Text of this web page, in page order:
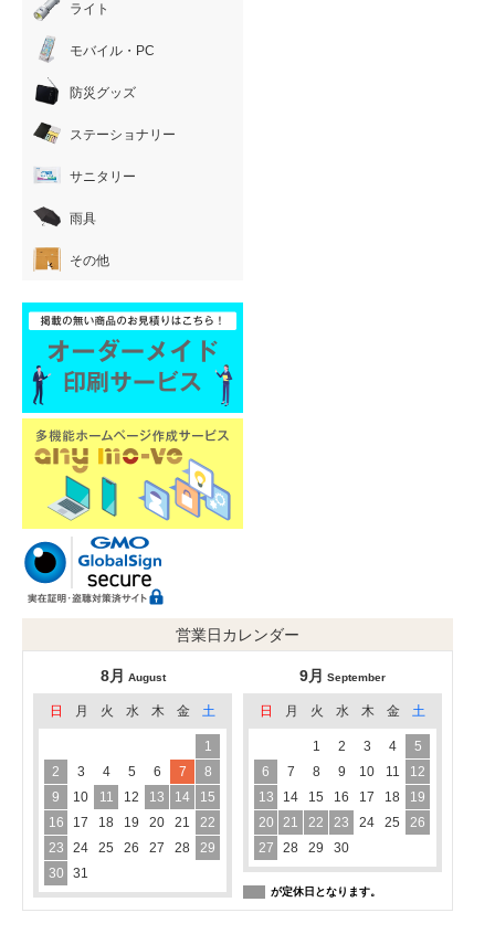
ライト
モバイル・PC
防災グッズ
ステーショナリー
サニタリー
雨具
その他
営業日カレンダー
8月 August
日 月 火 水 木 金 土
1
2
3 4 5 6 7
8
9
10 11 12 13 14
15
16
17 18 19 20 21
22
23
24 25 26 27 28
29
30
31
9月 September
日 月 火 水 木 金 土
1 2 3 4
5
6
7 8 9 10 11
12
13
14 15 16 17 18
19
20
21 22 23 24 25
26
27
28 29 30
が定休日となります。